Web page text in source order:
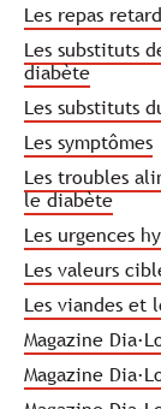
Les repas
Les substituts
diabète
Les substituts
Les symptômes
Les troubles
le diabète
Les urgences
Les valeurs
Les viandes et
Magazine
Magazine